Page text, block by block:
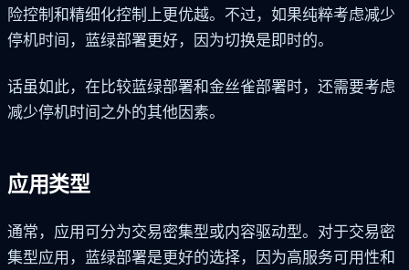
险控制和精细化控制上更优越。不过，如果纯粹考虑减少
停机时间，蓝绿部署更好，因为切换是即时的。
话虽如此，在比较蓝绿部署和金丝雀部署时，还需要考虑
减少停机时间之外的其他因素。
应用类型
通常，应用可分为交易密集型或内容驱动型。对于交易密
集型应用，蓝绿部署是更好的选择，因为高服务可用性和